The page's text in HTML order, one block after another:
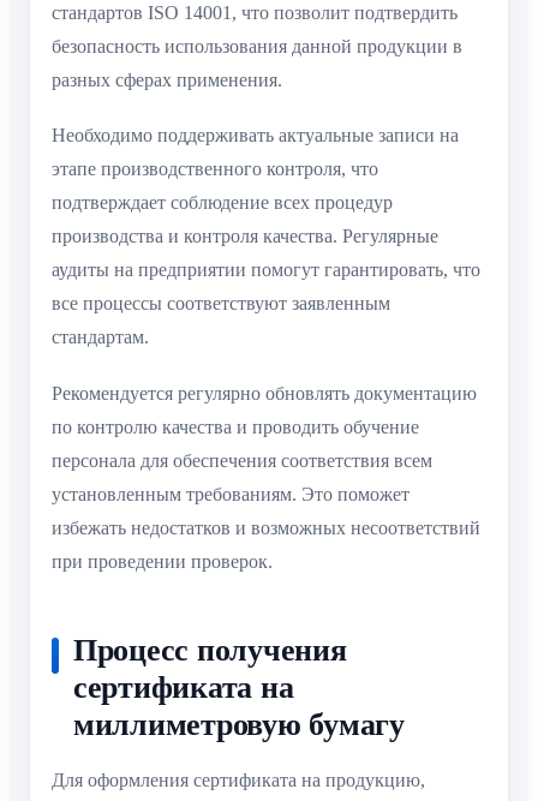
стандартов ISO 14001, что позволит подтвердить
безопасность использования данной продукции в
разных сферах применения.
Необходимо поддерживать актуальные записи на
этапе производственного контроля, что
подтверждает соблюдение всех процедур
производства и контроля качества. Регулярные
аудиты на предприятии помогут гарантировать, что
все процессы соответствуют заявленным
стандартам.
Рекомендуется регулярно обновлять документацию
по контролю качества и проводить обучение
персонала для обеспечения соответствия всем
установленным требованиям. Это поможет
избежать недостатков и возможных несоответствий
при проведении проверок.
Процесс получения
сертификата на
миллиметровую бумагу
Для оформления сертификата на продукцию,